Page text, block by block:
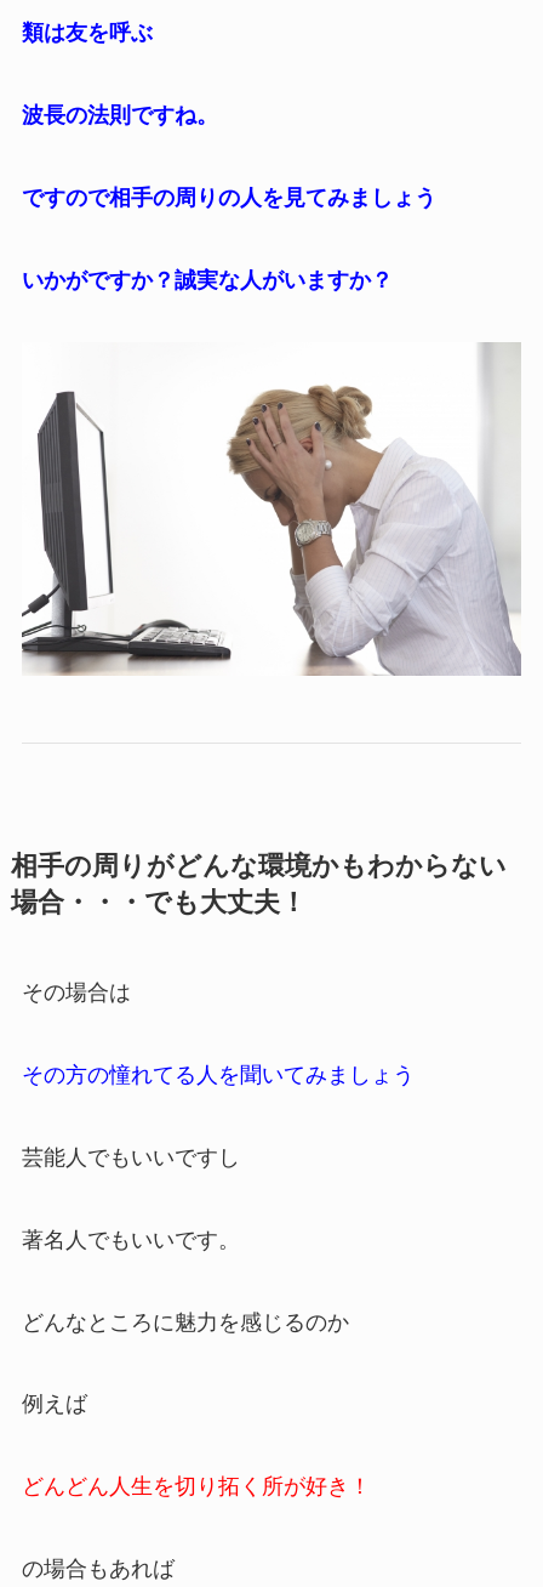
類は友を呼ぶ
波長の法則ですね。
ですので相手の周りの人を見てみましょう
いかがですか？誠実な人がいますか？
相手の周りがどんな環境かもわからない
場合・・・でも大丈夫！
その場合は
その方の憧れてる人を聞いてみましょう
芸能人でもいいですし
著名人でもいいです。
どんなところに魅力を感じるのか
例えば
どんどん人生を切り拓く所が好き！
の場合もあれば